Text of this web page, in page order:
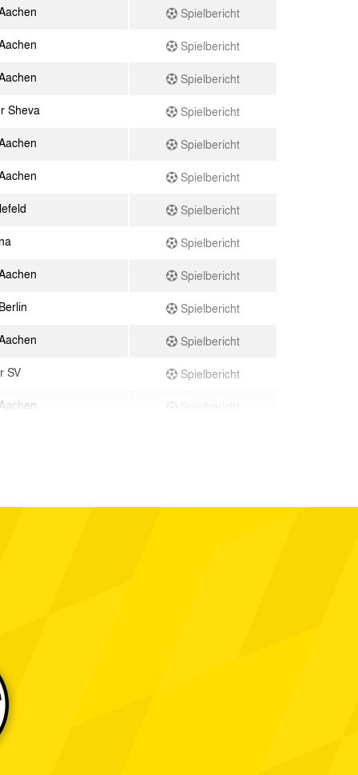
Spielbericht
Spielbericht
Spielbericht
Sheva
Spielbericht
Spielbericht
Spielbericht
Spielbericht
Spielbericht
Spielbericht
Spielbericht
Spielbericht
SV Spielbericht
Spielbericht